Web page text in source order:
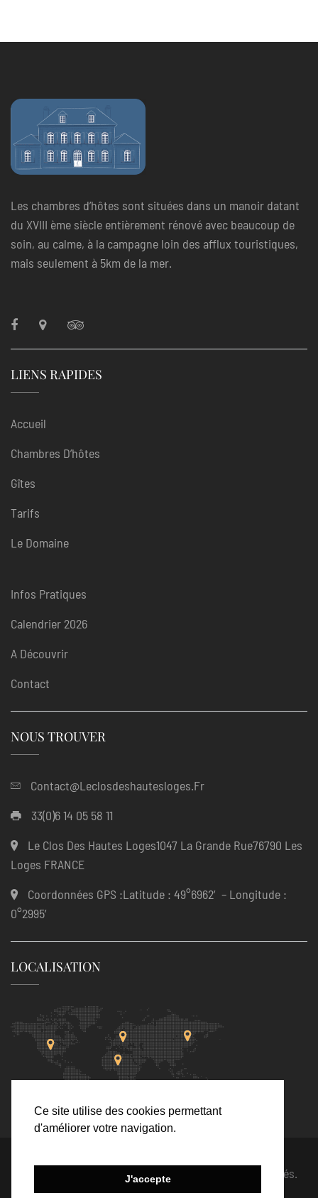
Ce site utilise des cookies permettant
d'améliorer votre navigation.
J'accepte
Les chambres d’hôtes sont situées dans un manoir datant
du XVIII ème siècle entièrement rénové avec beaucoup de
soin, au calme, à la campagne loin des afflux touristiques,
mais seulement à 5km de la mer.
LIENS RAPIDES
Accueil
Chambres D’hôtes
Gîtes
Tarifs
Le Domaine
Infos Pratiques
Calendrier 2026
A Découvrir
Contact
NOUS TROUVER
Contact@leclosdeshautesloges.fr
33(0)6 14 05 58 11
Le Clos Des Hautes Loges1047 La Grande Rue76790 Les
Loges FRANCE
Coordonnées GPS :Latitude : 49°6962′ – Longitude :
0°2995′
LOCALISATION
Le Clos des Hautes Loges 2021. Tous droits réservés.
Mentions légales. Site parVisiblement Net – Rouen